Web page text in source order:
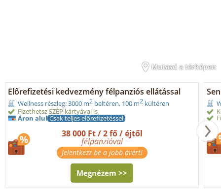
Mutasd a térképen
Előrefizetési kedvezmény félpanziós ellátással
Wellness részleg: 3000 m2 beltéren, 100 m2 kültéren
Fizethetsz SZÉP kártyával is
Áron alul Csak teljes előrefizetéssel
38 000 Ft / 2 fő / éjtől
félpanzióval
Jelentkezz be a jobb árért!
Megnézem >>